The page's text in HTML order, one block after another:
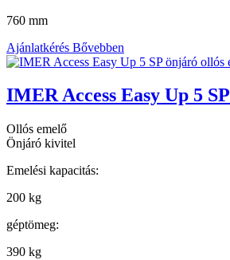
760 mm
Ajánlatkérés Bővebben
IMER Access Easy Up 5 SP
Ollós emelő
Önjáró kivitel
Emelési kapacitás:
200 kg
géptömeg:
390 kg